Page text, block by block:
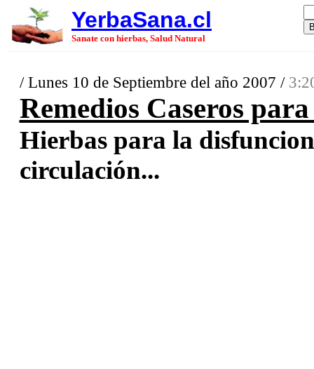
YerbaSana.cl
Sanate con hierbas, Salud Natural
/ Lunes 10 de Septiembre del año 2007 /
Remedios Caseros
Hierbas para la
circulación...